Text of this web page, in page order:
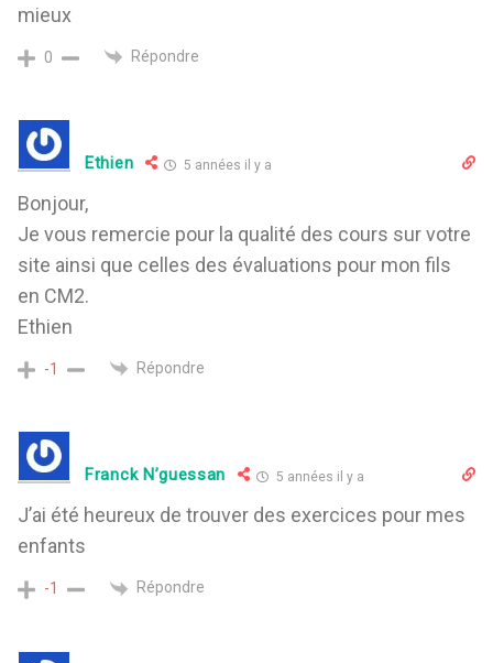
mieux
0 Répondre
Ethien 5 années il y a
Bonjour,
Je vous remercie pour la qualité des cours sur votre
site ainsi que celles des évaluations pour mon fils
en CM2.
Ethien
-1 Répondre
Franck N’guessan 5 années il y a
J’ai été heureux de trouver des exercices pour mes
enfants
-1 Répondre